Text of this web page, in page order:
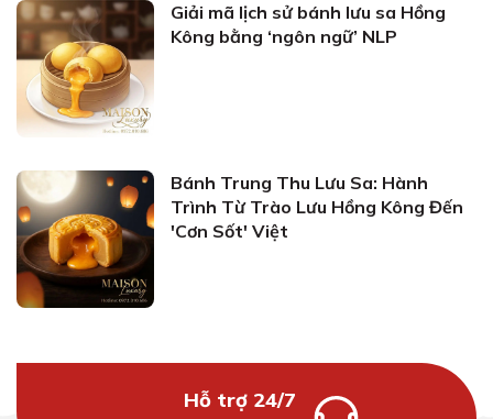
Giải mã lịch sử bánh lưu sa Hồng
Kông bằng ‘ngôn ngữ’ NLP
Bánh Trung Thu Lưu Sa: Hành
Trình Từ Trào Lưu Hồng Kông Đến
'Cơn Sốt' Việt
Hỗ trợ 24/7